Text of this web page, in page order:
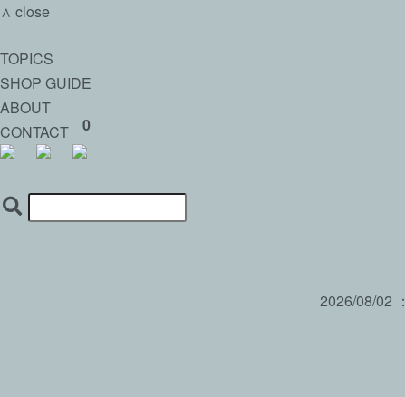
∧ close
TOPICS
SHOP GUIDE
ABOUT
CONTACT
0
2026/08/02 ：